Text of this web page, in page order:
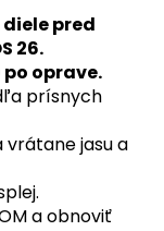
pred
26.
oprave.
prísnych
vrátane jasu a
a obnoviť